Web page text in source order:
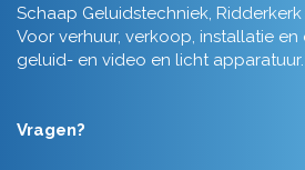
Schaap Geluidstechniek,
Voor verhuur, verkoop, installatie
geluid- en video en licht apparatuur.
Vragen?